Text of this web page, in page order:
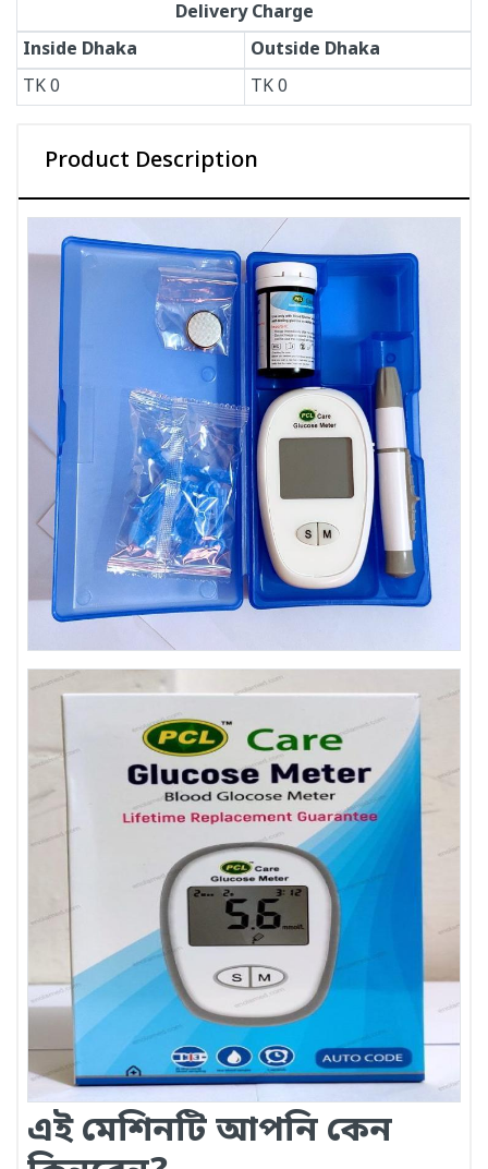
Delivery Charge
Inside Dhaka
Outside Dhaka
TK0 TK0
Product Description
এই মেশিনটি আপনি কেন